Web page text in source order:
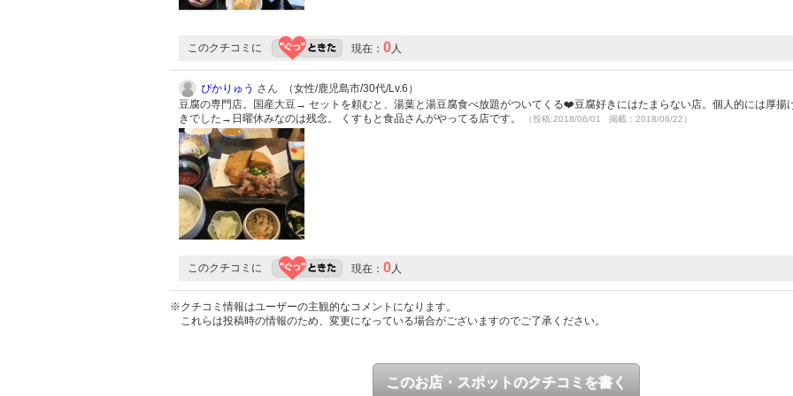
このクチコミに 現在： 0人
ぴかりゅう さん （女性/鹿児島市/30代/Lv.6）
豆腐の専門店。国産大豆→ セットを頼むと、湯葉と湯豆腐食べ放題がついてくる❤️豆腐好きにはたまらない店。個人的には厚揚
きでした→日曜休みなのは残念。 くすもと食品さんがやってる店です。
（投稿:2018/06/01 掲載：2018/06/22）
このクチコミに 現在： 0人
※クチコミ情報はユーザーの主観的なコメントになります。
これらは投稿時の情報のため、変更になっている場合がございますのでご了承ください。
このお店・スポットのクチコミを書く